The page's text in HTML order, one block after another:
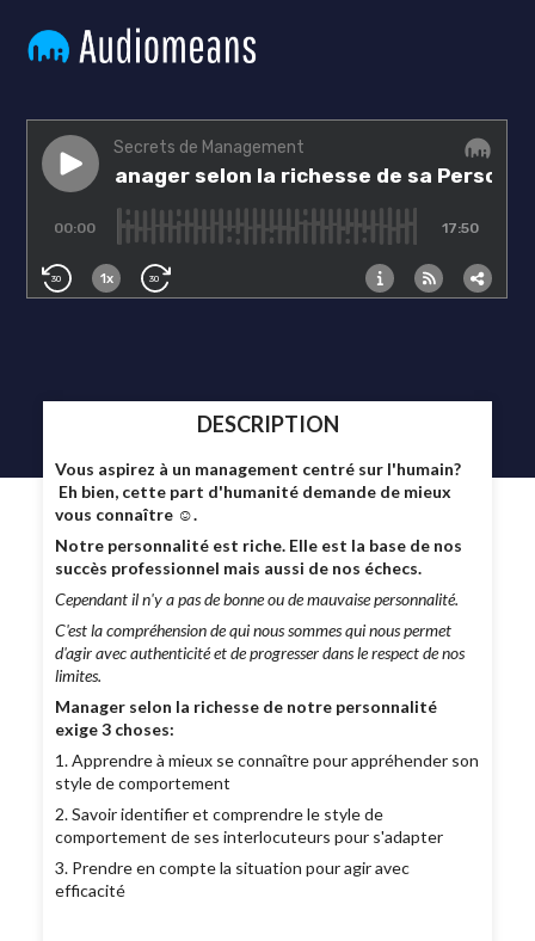
DESCRIPTION
Vous aspirez à un management centré sur l'humain?
Eh bien, cette part d'humanité demande de mieux
vous connaître ☺.
Notre personnalité est riche. Elle est la base de nos
succès professionnel mais aussi de nos échecs.
Cependant il n'y a pas de bonne ou de mauvaise personnalité.
C'est la compréhension de qui nous sommes qui nous permet
d'agir avec authenticité et de progresser dans le respect de nos
limites.
Manager selon la richesse de notre personnalité
exige 3 choses:
1. Apprendre à mieux se connaître pour appréhender son
style de comportement
2. Savoir identifier et comprendre le style de
comportement de ses interlocuteurs pour s'adapter
3. Prendre en compte la situation pour agir avec
efficacité